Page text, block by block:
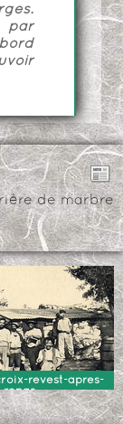
par
de marbre
revest-apres-
repas